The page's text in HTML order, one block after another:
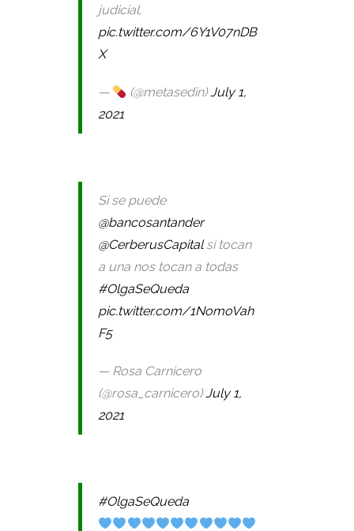
judicial.
pic.twitter.com/6Y1V07nDB
X
— (@metasedin)July 1,
2021
Si se puede
@bancosantander
@CerberusCapitalsi tocan
a una nos tocan a todas
#OlgaSeQueda
pic.twitter.com/1NomoVah
F5
— Rosa Carnicero
(@rosa_carnicero)July 1,
2021
#OlgaSeQueda